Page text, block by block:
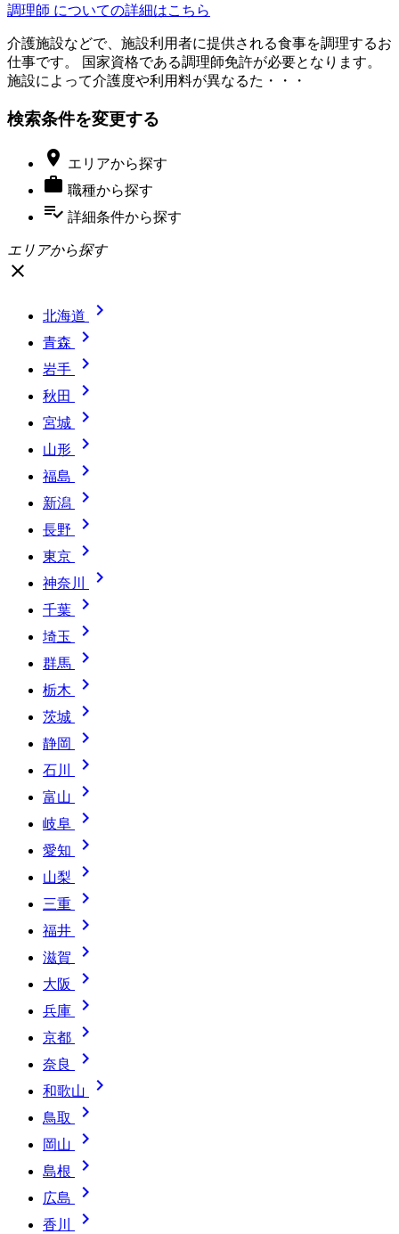
調理師 についての詳細はこちら
介護施設などで、施設利用者に提供される食事を調理するお
仕事です。 国家資格である調理師免許が必要となります。
施設によって介護度や利用料が異なるた・・・
検索条件を変更する
 エリアから探す
 職種から探す
playlist_add_check 詳細条件から探す
エリアから探す
close
北海道 
青森 
岩手 
秋田 
宮城 
山形 
福島 
新潟 
長野 
東京 
神奈川 
千葉 
埼玉 
群馬 
栃木 
茨城 
静岡 
石川 
富山 
岐阜 
愛知 
山梨 
三重 
福井 
滋賀 
大阪 
兵庫 
京都 
奈良 
和歌山 
鳥取 
岡山 
島根 
広島 
香川 